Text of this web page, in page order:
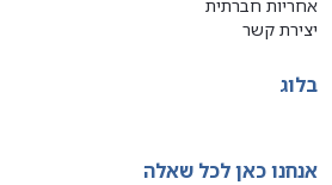
אחריות חברתית
יצירת קשר
בלוג
אנחנו כאן לכל שאלה